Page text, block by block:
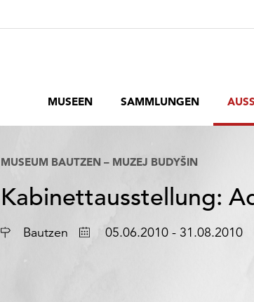
MUSEEN SAMMLUNGEN
MUSEUM BAUTZEN – MUZEJ BUDYŠIN
Kabinettausstellung:
Ort Bautzen Datum05.06.2010 - 31.08.2010